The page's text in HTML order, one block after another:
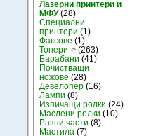
Лазерни принтери и
МФУ(28)
Специални
принтери (1)
Факсове (1)
Тонери-> (263)
Барабани (41)
Почистващи
ножове (28)
Девелопер (16)
Лампи (8)
Изпичащи ролки (24)
Маслени ролки (10)
Разни части (8)
Мастила (7)